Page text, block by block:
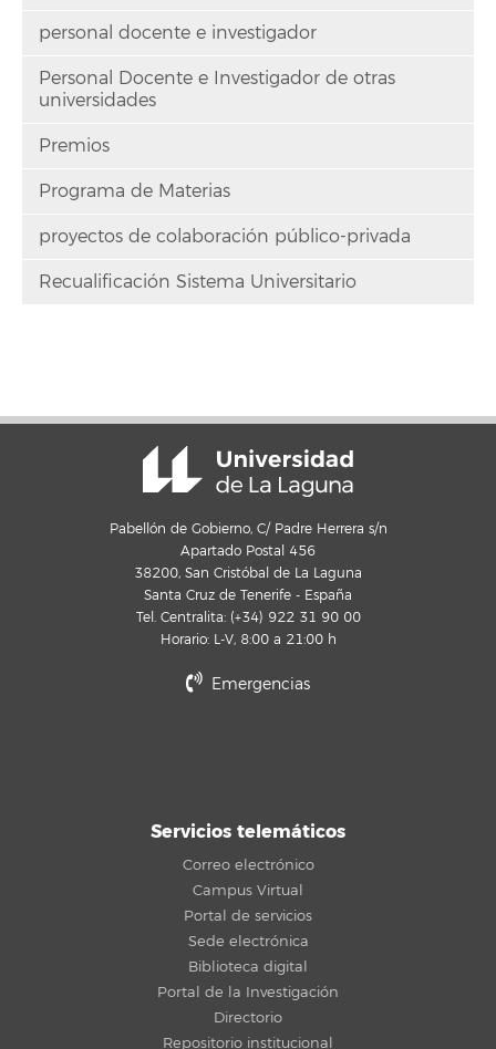
personal docente e investigador
Personal Docente e Investigador de otras
universidades
Premios
Programa de Materias
proyectos de colaboración público-privada
Recualificación Sistema Universitario
Pabellón de Gobierno, C/ Padre Herrera s/n
Apartado Postal 456
38200, San Cristóbal de La Laguna
Santa Cruz de Tenerife - España
Tel. Centralita: (+34) 922 31 90 00
Horario: L-V, 8:00 a 21:00 h
Emergencias
Servicios telemáticos
Correo electrónico
Campus Virtual
Portal de servicios
Sede electrónica
Biblioteca digital
Portal de la Investigación
Directorio
Repositorio institucional